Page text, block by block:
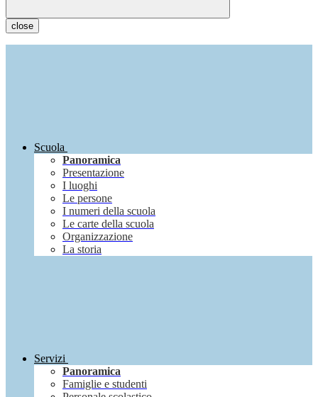
close
Scuola
Panoramica
Presentazione
I luoghi
Le persone
I numeri della scuola
Le carte della scuola
Organizzazione
La storia
Servizi
Panoramica
Famiglie e studenti